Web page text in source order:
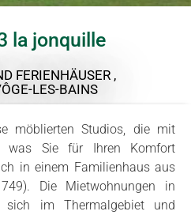
la jonquille
FERIENHÄUSER ,
LES-BAINS
möblierten Studios, die mit
was Sie für Ihren Komfort
in einem Familienhaus aus
Die Mietwohnungen in
sich im Thermalgebiet und